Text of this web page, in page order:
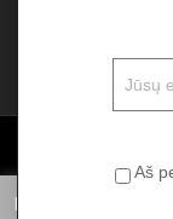
Informuojame, kad
Aš